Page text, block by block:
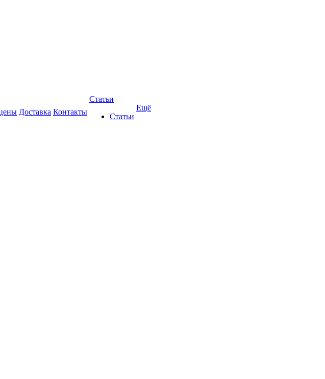
Доставка Контакты
Статьи
Статьи
Ещё